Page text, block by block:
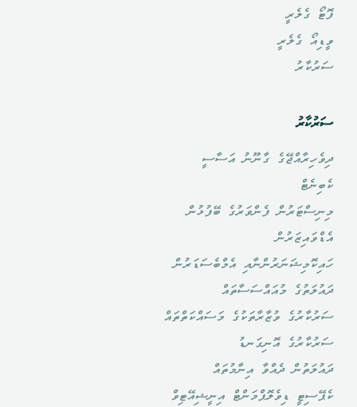
ފޮޓޯ ގެލެރީ
ވީޑިއޯ ގެލެރީ
ސަރުކާރު
ސަރުކާރު
ދިވެހިރާއްޖޭގެ ގާނޫނު އަސާސީ
ކެބިނެޓް
މިނިސްޓަރުން ފެންވަރުގެ ބޭފުޅުން
އެޑްވައިޒަރުން
ހައިކޮމިޝަނަރުންނާއި އެމްބެސަޑަރުން
ދައުލަތުގެ މުއައްސަސާތައް
ސަރުކާރުގެ ވުޒާރާތަކުގެ މަސައްކަތްތައް
ސަރުކާރުގެ އޮނިގަނޑު
ދައުލަތުން ދެއްވާ އިނާމުތައް
ކެޕޭސިޓީ ޑިވެލޮޕްމަންޓް އިނީޝިއޭޓިވް